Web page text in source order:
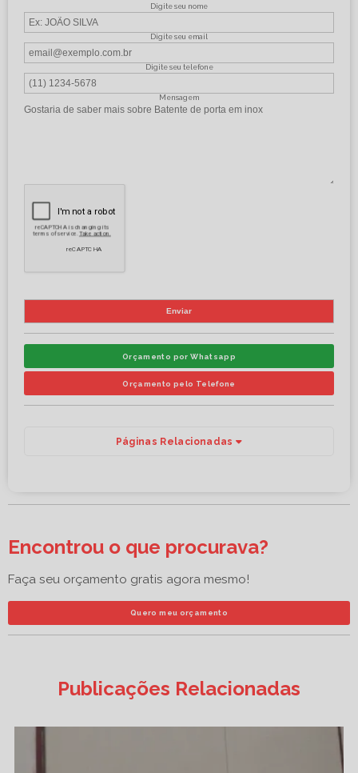
Digite seu nome
Digite seu email
Digite seu telefone
Mensagem
Orçamento por Whatsapp
Orçamento pelo Telefone
Páginas Relacionadas
Encontrou o que procurava?
Faça seu orçamento gratis agora mesmo!
Quero meu orçamento
Publicações Relacionadas